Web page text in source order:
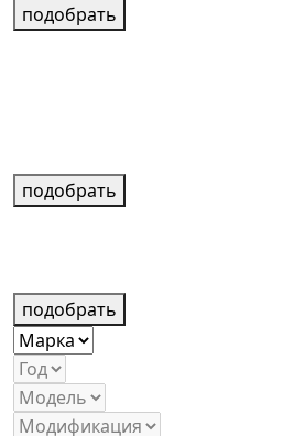
подобрать
подобрать
подобрать